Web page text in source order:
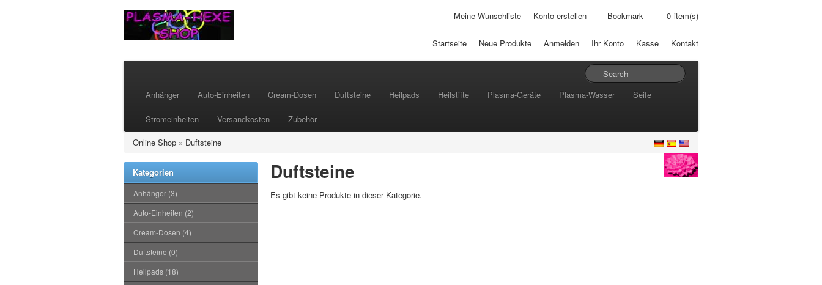
Meine Wunschliste Konto erstellen Bookmark 0 item(s)
Startseite Neue Produkte Anmelden Ihr Konto Kasse Kontakt
Anhänger Auto-Einheiten Cream-Dosen Duftsteine Heilpads Heilstifte Plasma-Geräte Plasma-Wasser Seife
Stromeinheiten Versandkosten
Zubehör
Online Shop » Duftsteine
Kategorien
Anhänger (3)
Auto-Einheiten (2)
Cream-Dosen (4)
Duftsteine (0)
Heilpads (18)
Duftsteine
Es gibt keine Produkte in dieser Kategorie.